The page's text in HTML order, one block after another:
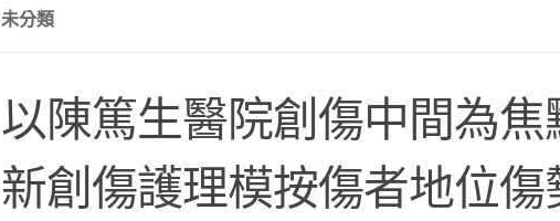
未分類
以陳篤生醫院創傷中間為焦
新創傷護理模按傷者地位傷